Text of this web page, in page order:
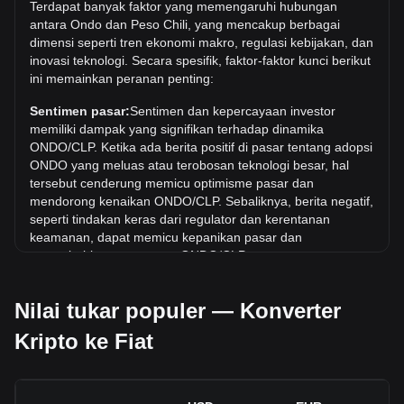
Berapa harga ONDO/CLP tertinggi sepanjang
sejarah?
Harga tertinggi sepanjang masa untuk 1 ONDO di CLP
adalah CLP$1,956.2. Masih harus dilihat apakah nilai 1
ONDO/CLP akan melampaui nilai tertinggi saat ini.
Berapa tren harga di CLP?
Selama 7 hari terakhir, nilai tukar Ondo (ONDO) telah turun
sebesar 10.51%. Selama bulan terakhir, nilai tukar Ondo
(ONDO) telah naik sebesar 8.14% terhadap Peso Chili
(CLP).
Terdapat banyak faktor yang memengaruhi hubungan
antara Ondo dan Peso Chili, yang mencakup berbagai
dimensi seperti tren ekonomi makro, regulasi kebijakan, dan
inovasi teknologi. Secara spesifik, faktor-faktor kunci berikut
ini memainkan peranan penting:
Sentimen pasar:Sentimen dan kepercayaan investor
memiliki dampak yang signifikan terhadap dinamika
ONDO/CLP. Ketika ada berita positif di pasar tentang adopsi
ONDO yang meluas atau terobosan teknologi besar, hal
tersebut cenderung memicu optimisme pasar dan
mendorong kenaikan ONDO/CLP. Sebaliknya, berita negatif,
seperti tindakan keras dari regulator dan kerentanan
keamanan, dapat memicu kepanikan pasar dan
menyebabkan penurunan ONDO/CLP.
seputar mata uang kripto memiliki dampak langsung pada
penerimaannya, yang pada gilirannya menentukan nilainya
relatif terhadap mata uang tradisional seperti dolar AS.
Nilai tukar populer — Konverter
Kripto ke Fiat